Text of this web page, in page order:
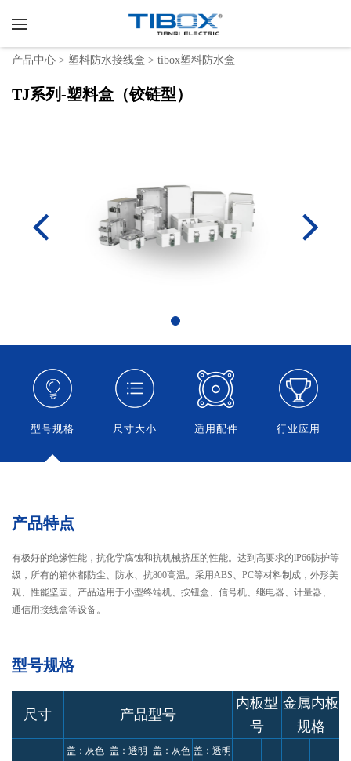
产品中心 > 塑料防水接线盒 > tibox塑料防水盒
TJ系列-塑料盒（铰链型）
型号规格 尺寸大小 适用配件 行业应用
产品特点
有极好的绝缘性能，抗化学腐蚀和抗机械挤压的性能。达到高要求的lP66防护等
级，所有的箱体都防尘、防水、抗800高温。采用ABS、PC等材料制成，外形美
观、性能坚固。产品适用于小型终端机、按钮盒、信号机、继电器、计量器、
通信用接线盒等设备。
型号规格
尺寸 产品型号
内板型
号
金属内板
规格
盖：灰色 盖：透明 盖：灰色 盖：透明